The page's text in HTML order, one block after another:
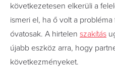
következetesen elkerüli a
ismeri el, ha ő volt a
óvatosak. A hirtelen szakítás
újabb eszköz arra, hogy
következményeket.